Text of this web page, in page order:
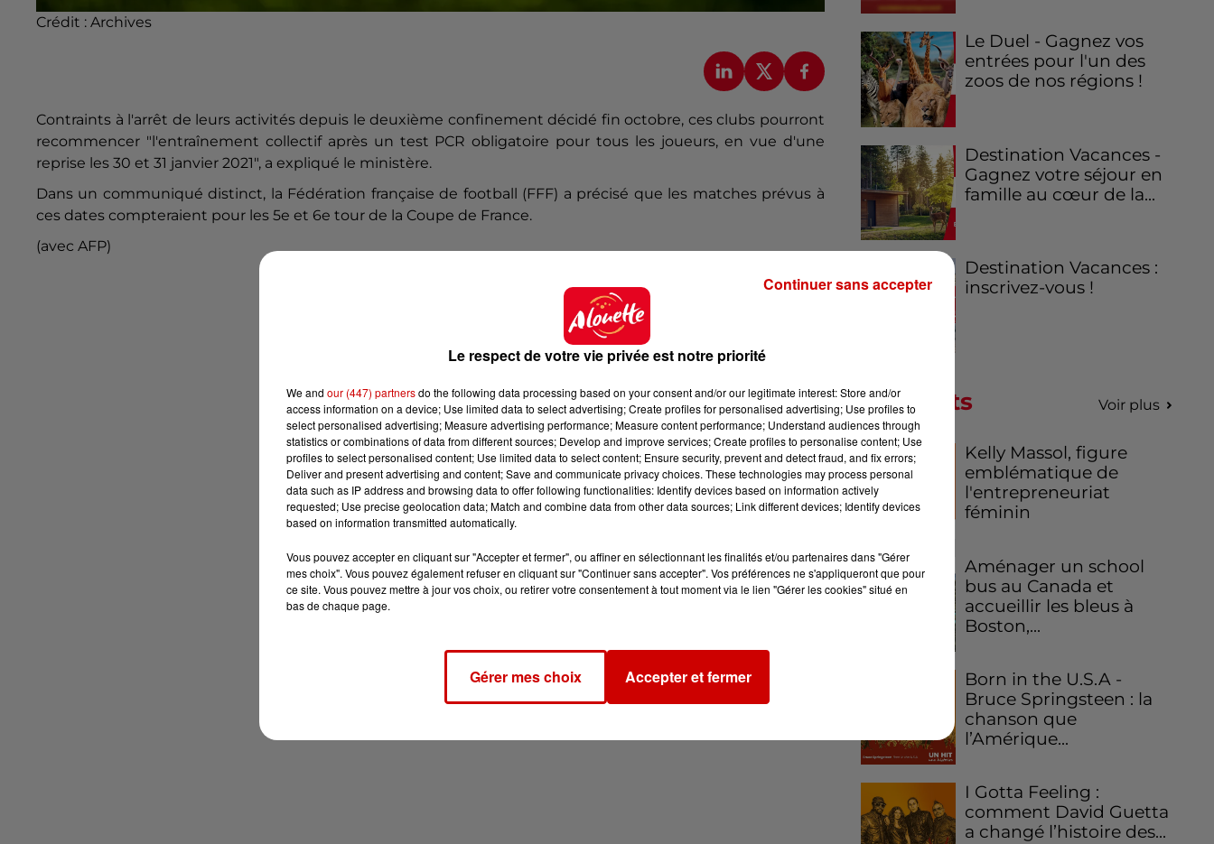
Crédit : Archives
Contraints à l'arrêt de leurs activités depuis le deuxième confinement décidé fin octobre, ces clubs pourront
recommencer "l'entraînement collectif après un test PCR obligatoire pour tous les joueurs, en vue d'une
reprise les 30 et 31 janvier 2021", a expliqué le ministère.
Dans un communiqué distinct, la Fédération française de football (FFF) a précisé que les matches prévus à
ces dates compteraient pour les 5e et 6e tour de la Coupe de France.
(avec AFP)
Le Duel - Gagnez vos
entrées pour l'un des
zoos de nos régions !
Destination Vacances -
Gagnez votre séjour en
famille au cœur de la...
Destination Vacances :
inscrivez-vous !
Podcasts Voir plus
Kelly Massol, figure
emblématique de
l'entrepreneuriat
féminin
Aménager un school
bus au Canada et
accueillir les bleus à
Boston,...
Born in the U.S.A -
Bruce Springsteen : la
chanson que
l’Amérique...
I Gotta Feeling :
comment David Guetta
a changé l’histoire des...
Le respect de votre vie privée est notre priorité
We and our (447) partnersdo the following data processing based on your consent and/or our legitimate interest: Store and/or
access information on a device; Use limited data to select advertising; Create profiles for personalised advertising; Use profiles to
select personalised advertising; Measure advertising performance; Measure content performance; Understand audiences through
statistics or combinations of data from different sources; Develop and improve services; Create profiles to personalise content; Use
profiles to select personalised content; Use limited data to select content; Ensure security, prevent and detect fraud, and fix errors;
Deliver and present advertising and content; Save and communicate privacy choices. These technologies may process personal
data such as IP address and browsing data to offer following functionalities: Identify devices based on information actively
requested; Use precise geolocation data; Match and combine data from other data sources; Link different devices; Identify devices
based on information transmitted automatically.
Vous pouvez accepter en cliquant sur "Accepter et fermer", ou affiner en sélectionnant les finalités et/ou partenaires dans "Gérer
mes choix". Vous pouvez également refuser en cliquant sur "Continuer sans accepter". Vos préférences ne s'appliqueront que pour
ce site. Vous pouvez mettre à jour vos choix, ou retirer votre consentement à tout moment via le lien "Gérer les cookies" situé en
bas de chaque page.
Gérer mes choix Accepter et fermer
Continuer sans accepter